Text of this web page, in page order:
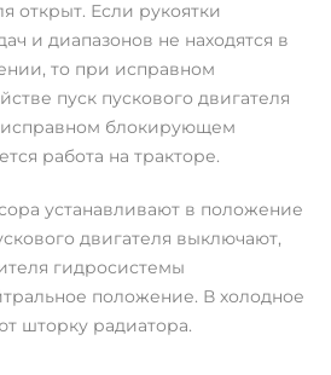
открыт. Если рукоятки
и диапазонов не находятся в
то при исправном
пуск пускового двигателя
блокирующем
работа на тракторе.
устанавливают в положение
двигателя выключают,
гидросистемы
положение. В холодное
шторку радиатора.